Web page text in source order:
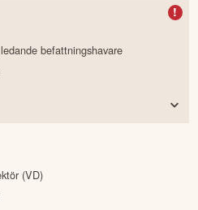
!
befattningshavare
(VD)